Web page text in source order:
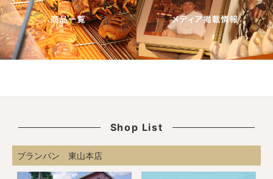
Shop List
ブランパン 東山本店